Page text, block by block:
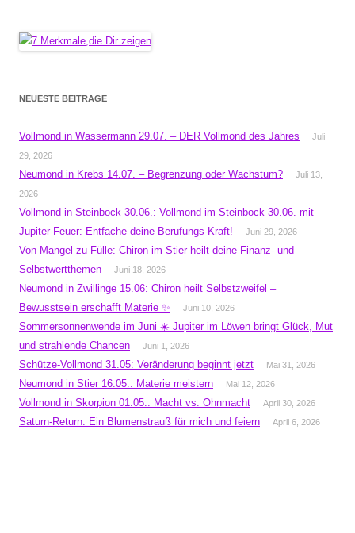
NEUESTE BEITRÄGE
Vollmond in Wassermann 29.07. – DER Vollmond des Jahres
Juli
29, 2026
Neumond in Krebs 14.07. – Begrenzung oder Wachstum?
Juli 13,
2026
Vollmond in Steinbock 30.06.: Vollmond im Steinbock 30.06. mit
Jupiter-Feuer: Entfache deine Berufungs-Kraft!
Juni 29, 2026
Von Mangel zu Fülle: Chiron im Stier heilt deine Finanz- und
Selbstwertthemen
Juni 18, 2026
Neumond in Zwillinge 15.06: Chiron heilt Selbstzweifel –
Bewusstsein erschafft Materie ✨
Juni 10, 2026
Sommersonnenwende im Juni ☀️ Jupiter im Löwen bringt Glück, Mut
und strahlende Chancen
Juni 1, 2026
Schütze-Vollmond 31.05: Veränderung beginnt jetzt Mai 31, 2026
Neumond in Stier 16.05.: Materie meistern Mai 12, 2026
Vollmond in Skorpion 01.05.: Macht vs. Ohnmacht April 30, 2026
Saturn-Return: Ein Blumenstrauß für mich und feiern April 6, 2026